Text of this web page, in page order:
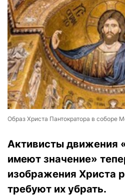
Образ Христа Пантократора в соборе
Активисты движения
имеют значение»
изображения Христа
требуют их убрать.